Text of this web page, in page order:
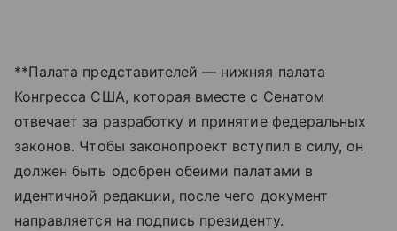
**Палата представителей — нижняя палата
Конгресса США, которая вместе с Сенатом
отвечает за разработку и принятие федеральных
законов. Чтобы законопроект вступил в силу, он
должен быть одобрен обеими палатами в
идентичной редакции, после чего документ
направляется на подпись президенту.